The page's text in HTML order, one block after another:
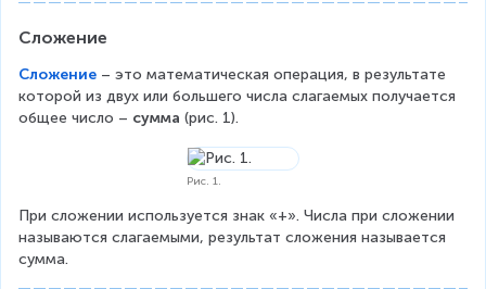
Сложение
Сложение – это математическая операция, в результате
которой из двух или большего числа слагаемых получается
общее число – сумма (рис. 1).
Рис. 1.
При сложении используется знак «+». Числа при сложении
называются слагаемыми, результат сложения называется
сумма.